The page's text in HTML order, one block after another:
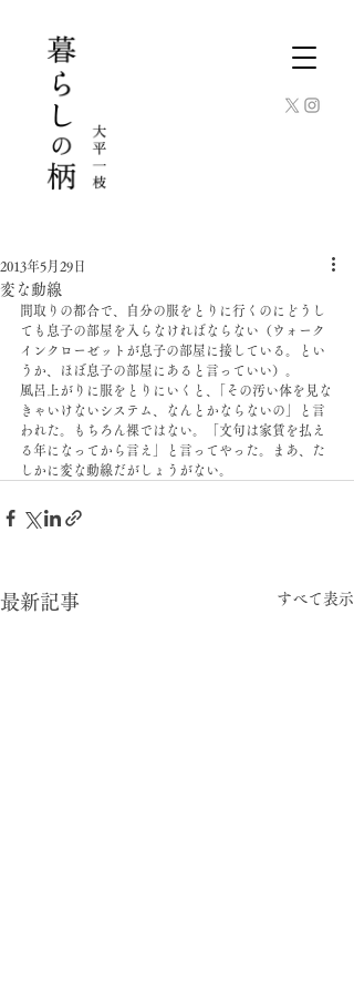
変な動線
2013年5月29日
間取りの都合で、自分の服をとりに行くのにどうし
ても息子の部屋を入らなければならない（ウォーク
インクローゼットが息子の部屋に接している。とい
うか、ほぼ息子の部屋にあると言っていい）。
風呂上がりに服をとりにいくと、｢その汚い体を見な
きゃいけないシステム、なんとかならないの」と言
われた。もちろん裸ではない。「文句は家賃を払え
る年になってから言え」と言ってやった。まあ、た
しかに変な動線だがしょうがない。
最新記事 すべて表示